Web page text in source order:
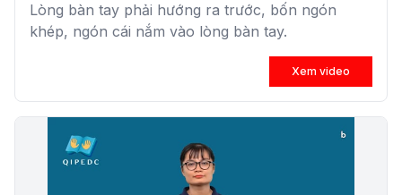
Lòng bàn tay phải hướng ra trước, bốn ngón
khép, ngón cái nắm vào lòng bàn tay.
Xem video